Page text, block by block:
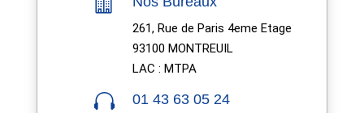
261, Rue de Paris 4eme Etage
93100 MONTREUIL
LAC : MTPA
 01 43 63 05 24